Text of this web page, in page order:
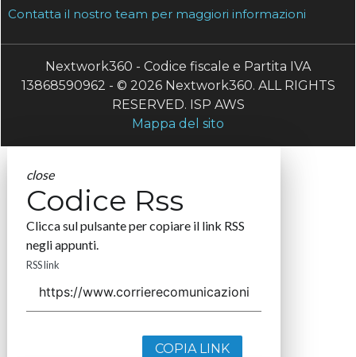
Contatta il nostro team per maggiori informazioni
Nextwork360 - Codice fiscale e Partita IVA
13868590962 - © 2026 Nextwork360. ALL RIGHTS
RESERVED. ISP AWS
Mappa del sito
close
Codice Rss
Clicca sul pulsante per copiare il link RSS
negli appunti.
RSS link
COPIA LINK